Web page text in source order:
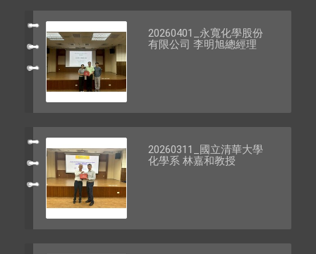
20260401_永寬化學股份
有限公司 李明旭總經理
20260311_國立清華大學
化學系 林嘉和教授